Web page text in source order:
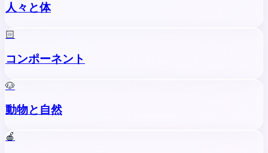
人々と体
🏻
コンポーネント
🐶
動物と自然
🍎